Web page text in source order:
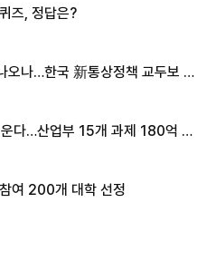
즈, 정답은?
오나…한국 新통상정책 교두보 활
다…산업부 15개 과제 180억 지
여 200개 대학 선정